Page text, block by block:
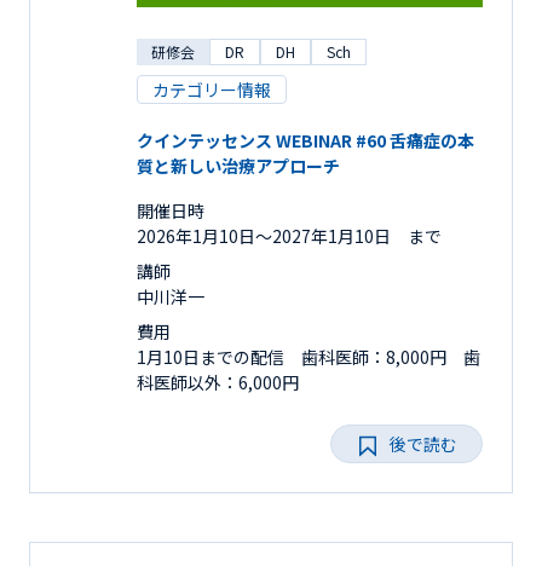
研修会 DR DH Sch
カテゴリー情報
クインテッセンス WEBINAR #60 舌痛症の本
質と新しい治療アプローチ
開催日時
2026年1月10日〜2027年1月10日 まで
講師
中川洋一
費用
1月10日までの配信 歯科医師：8,000円 歯
科医師以外：6,000円
後で読む